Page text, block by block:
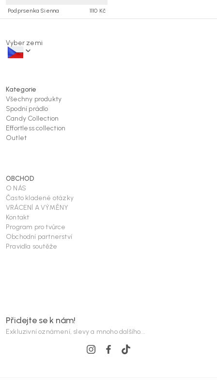
Podprsenka Sienna 1110 Kč
Vyber zemi
Kategorie
Všechny produkty
Spodní prádlo
Candy Collection
Effortless collection
Outlet
OBCHOD
O NÁS
Často kladené otázky
VRÁCENÍ A VÝMĚNY
Kontakt
Program pro tvůrce
Obchodní partnerství
Pravidla soutěže
Přidejte se k nám!
Exkluzivní oznámení, slevy a mnoho dalšího...